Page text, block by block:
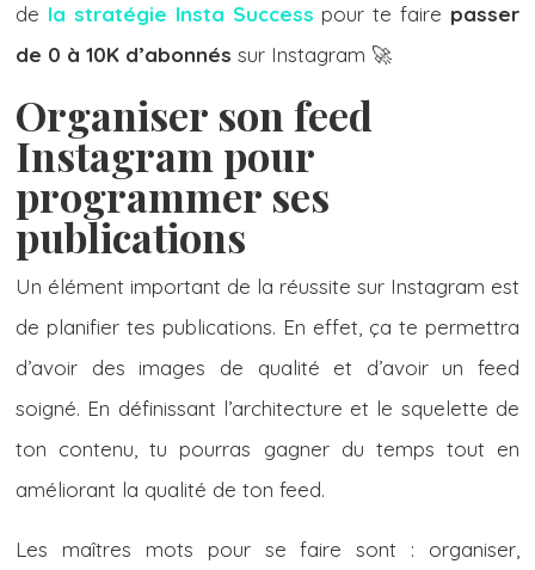
de la stratégie Insta Success pour te faire passer
de 0 à 10K d’abonnés sur Instagram 🚀
Organiser son feed
Instagram pour
programmer ses
publications
Un élément important de la réussite sur Instagram est
de planifier tes publications. En effet, ça te permettra
d’avoir des images de qualité et d’avoir un feed
soigné. En définissant l’architecture et le squelette de
ton contenu, tu pourras gagner du temps tout en
améliorant la qualité de ton feed.
Les maîtres mots pour se faire sont : organiser,